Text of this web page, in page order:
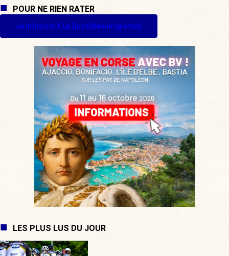
POUR NE RIEN RATER
Je m'inscris à La Quotidienne (gratuit)
LES PLUS LUS DU JOUR